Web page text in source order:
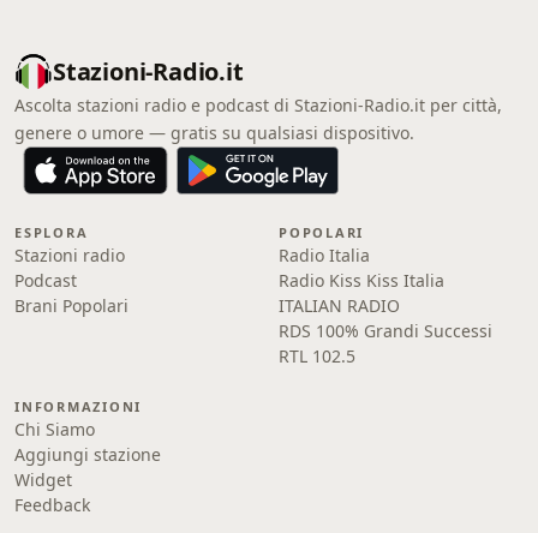
Stazioni-Radio.it
Ascolta stazioni radio e podcast di Stazioni-Radio.it per città,
genere o umore — gratis su qualsiasi dispositivo.
ESPLORA
Stazioni radio
Podcast
Brani Popolari
POPOLARI
Radio Italia
Radio Kiss Kiss Italia
ITALIAN RADIO
RDS 100% Grandi Successi
RTL 102.5
INFORMAZIONI
Chi Siamo
Aggiungi stazione
Widget
Feedback